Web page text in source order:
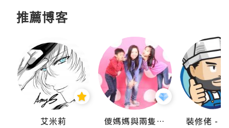
推薦博客
艾米莉 儍媽媽與兩隻小魔怪之家